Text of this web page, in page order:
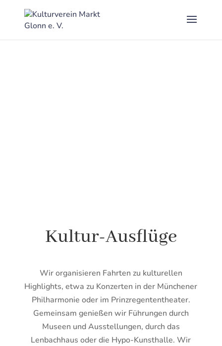
Kultur-Ausflüge
Wir organisieren Fahrten zu kulturellen
Highlights, etwa zu Konzerten in der Münchener
Philharmonie oder im Prinzregententheater.
Gemeinsam genießen wir Führungen durch
Museen und Ausstellungen, durch das
Lenbachhaus oder die Hypo-Kunsthalle. Wir